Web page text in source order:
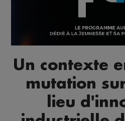
Un contexte
mutation
lieu